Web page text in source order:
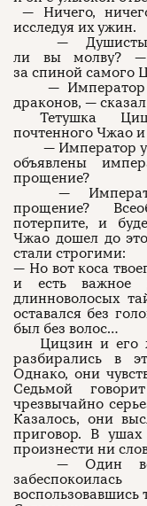
— Ничего,
исследуя их ужин.
—
ли вы молву? —
за спиной самого
— Император
драконов, —
Тетушка
почтенного Чжао
— Император
объявлены
прощение?
—
прощение?
потерпите, и
Чжао дошел до
стали строгими:
— Но вот коса
и есть важное
длинноволосых
оставался без
был без волос…
Цицзин и его
разбирались в
Однако, они
Седьмой
чрезвычайно
Казалось, они
приговор. В
произнести ни
— Один